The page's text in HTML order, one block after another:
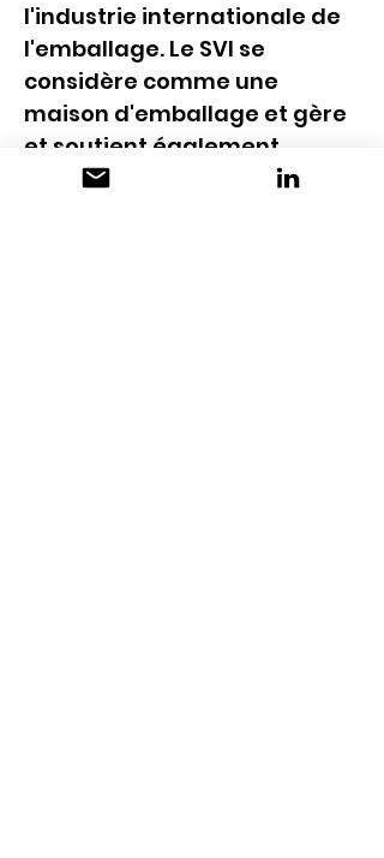
l'industrie internationale de
l'emballage. Le SVI se
considère comme une
maison d'emballage et gère
et soutient également
d'autres associations